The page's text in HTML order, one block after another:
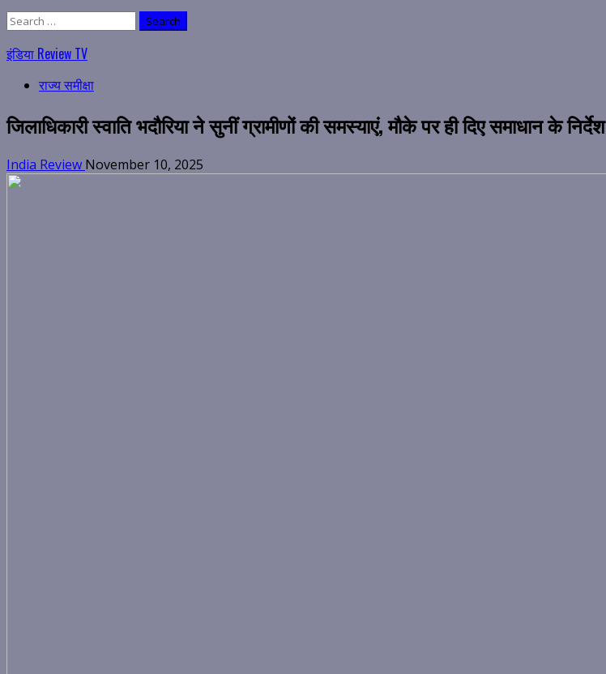
Search
इंडिया Review TV
राज्य समीक्षा
जिलाधिकारी स्वाति भदौरिया ने सुनीं ग्रामीणों की समस्याएं, मौके पर ही दिए समाधान के निर्देश
India Review November 10, 2025